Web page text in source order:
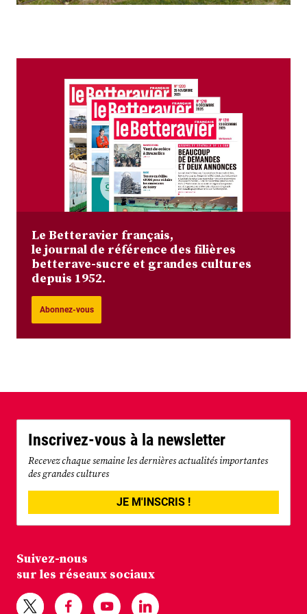
Plus
Le Betteravier français,
le journal de référence des filières
betterave-sucre et grandes cultures
depuis 1952.
Abonnez-vous
Inscrivez-vous à la newsletter
Recevez chaque semaine les dernières actualités importantes
des grandes cultures
JE M'INSCRIS !
Suivez-nous
sur les réseaux sociaux